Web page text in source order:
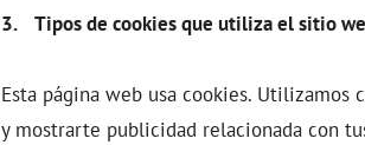
3. Tipos de cookies que utiliza el sitio
Esta página web usa cookies.
y mostrarte publicidad relacionada con